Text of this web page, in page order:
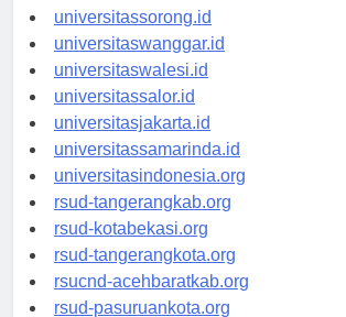
universitasmanokwari.id
universitassorong.id
universitaswanggar.id
universitaswalesi.id
universitassalor.id
universitasjakarta.id
universitassamarinda.id
universitasindonesia.org
rsud-tangerangkab.org
rsud-kotabekasi.org
rsud-tangerangkota.org
rsucnd-acehbaratkab.org